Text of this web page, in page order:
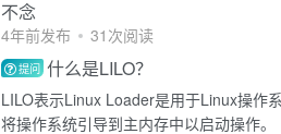
不念
4年前发布 31次阅读
提问 什么是LILO？
LILO表示Linux Loader是用于Linux操作
将操作系统引导到主内存中以启动操作。